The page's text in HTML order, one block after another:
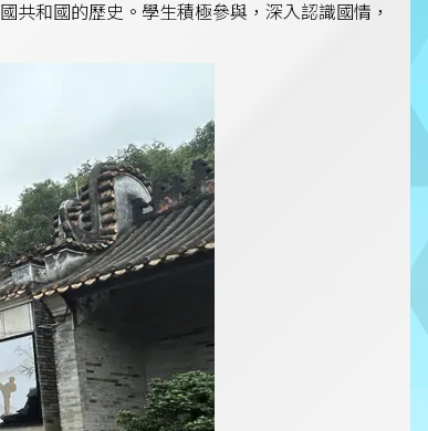
和國的歷史。學生積極參與，深入認識國情，